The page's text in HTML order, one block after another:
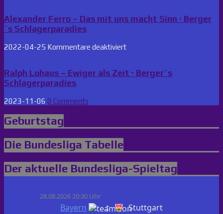
Alexander Ferro – Das mit uns macht Sinn · Berger
´s Schlagerparadies
2022-04-25 Kommentare deaktiviertfür
–
macht
Berger
Ralph Lohaus – Ewiger als Zeit · Berger´s
Schlagerparadies
2023-11-06 0 Comments
Geburtstag
Die Bundesliga Tabelle
Der aktuelle Bundesliga-Spieltag
28.08.2026 20:30 Uhr
Bayern : Stuttgart